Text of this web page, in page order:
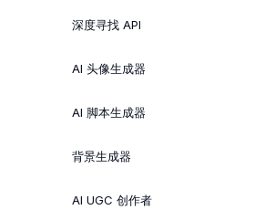
深度寻找 API
AI 头像生成器
AI 脚本生成器
背景生成器
AI UGC 创作者